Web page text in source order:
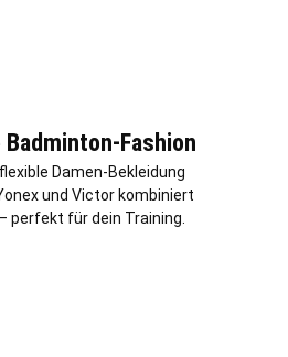
Fashion
Damen-Bekleidung
und Victor kombiniert
perfekt für dein Training.